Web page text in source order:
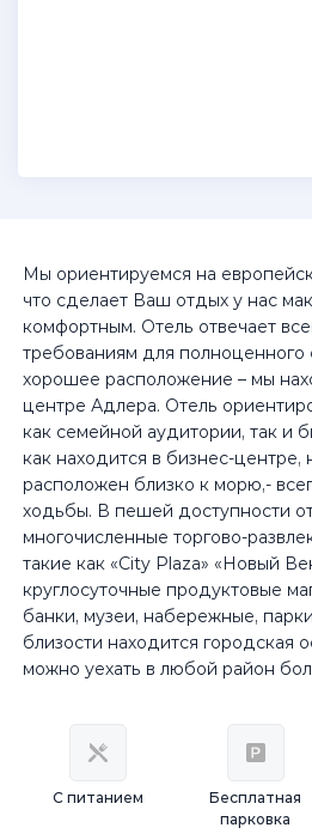
Мы ориентируемся на
что сделает Ваш отдых у нас
комфортным. Отель отвечает
требованиям для полноценного
хорошее расположение – мы
центре Адлера. Отель
как семейной аудитории, так и
как находится в бизнес-центре,
расположен близко к морю,-
ходьбы. В пешей доступности
многочисленные торгово-
такие как «City Plaza» «Новый
круглосуточные продуктовые
банки, музеи, набережные,
близости находится городская
можно уехать в любой район
С питанием
Бесплатная
парковка